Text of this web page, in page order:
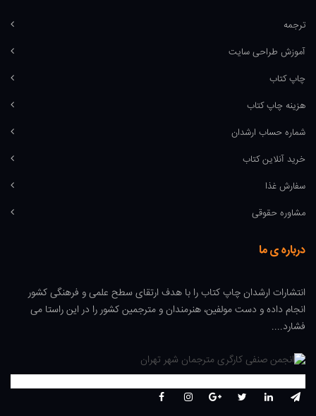
ترجمه
آموزش طراحی سایت
چاپ کتاب
هزینه چاپ کتاب
شماره حساب ارشدان
خرید آنلاین کتاب
سفارش غذا
مشاوره حقوقی
درباره ی ما
انتشارات ارشدان چاپ کتاب را با هدف ارتقای سطح علمی و فرهنگی کشور
انجام داده و دست مولفین، هنرمندان و مترجمین کشور را در این راستا می
فشارد....